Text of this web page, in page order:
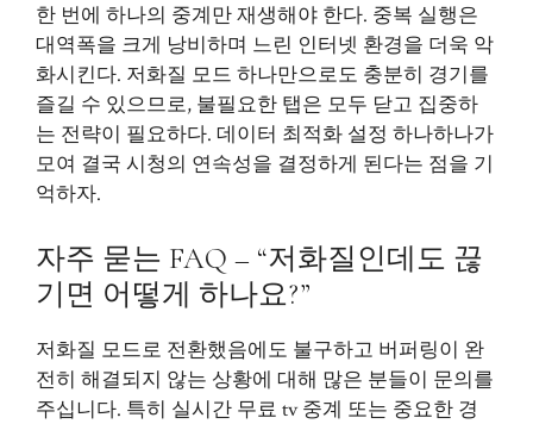
한 번에 하나의 중계만 재생해야 한다. 중복 실행은
대역폭을 크게 낭비하며 느린 인터넷 환경을 더욱 악
화시킨다. 저화질 모드 하나만으로도 충분히 경기를
즐길 수 있으므로, 불필요한 탭은 모두 닫고 집중하
는 전략이 필요하다. 데이터 최적화 설정 하나하나가
모여 결국 시청의 연속성을 결정하게 된다는 점을 기
억하자.
자주 묻는 FAQ – “저화질인데도 끊
기면 어떻게 하나요?”
저화질 모드로 전환했음에도 불구하고 버퍼링이 완
전히 해결되지 않는 상황에 대해 많은 분들이 문의를
주십니다. 특히 실시간 무료 tv 중계 또는 중요한 경